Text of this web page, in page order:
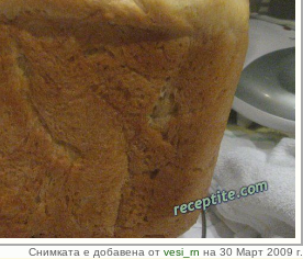
Снимката е добавена от vesi_rn на 30 Март 2009 г.